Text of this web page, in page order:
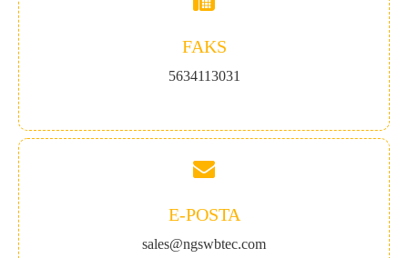
FAKS
5634113031
E-POSTA
sales@ngswbtec.com